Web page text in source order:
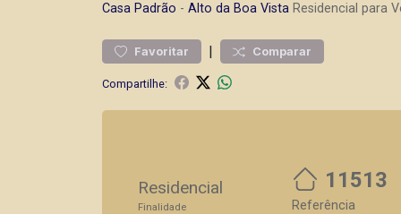
Casa Padrão - Alto da Boa Vista Residencial para
Favoritar | Comparar
Compartilhe:
Residencial
Finalidade
11513
Referência